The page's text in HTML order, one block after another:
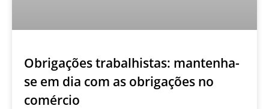
Obrigações trabalhistas: mantenha-
se em dia com as obrigações no
comércio